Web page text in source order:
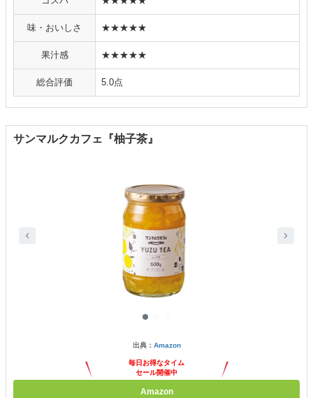
味・おいしさ ★★★★★
果汁感 ★★★★★
総合評価 5.0点
サンマルクカフェ『柚子茶』
出典： Amazon
毎日お得なタイム
セール開催中
Amazon